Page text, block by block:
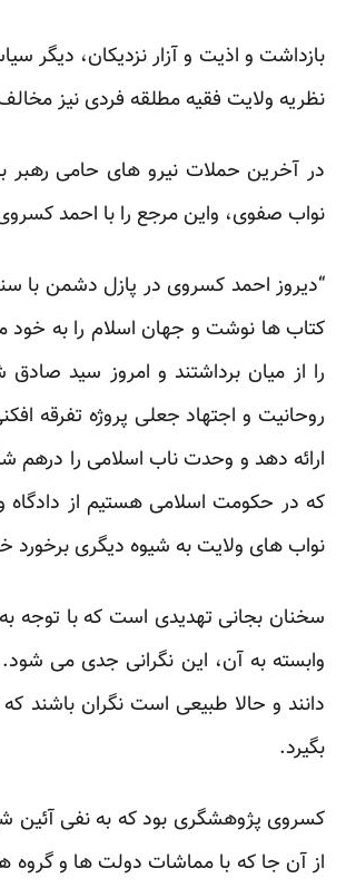
بازداشت و اذیت و آزار نزدیکان،
نظریه ولایت فقیه مطلقه فردی نیز
در آخرین حملات نیرو های حامی رهبر
نواب صفوی، واین مرجع را با احمد
“دیروز احمد کسروی در پازل دشمن با
کتاب ها نوشت و جهان اسلام را به خود
را از میان برداشتند و امروز سید
روحانیت و اجتهاد جعلی پروژه تفرقه
ارائه دهد و وحدت ناب اسلامی را
که در حکومت اسلامی هستیم از دادگاه
نواب های ولایت به شیوه دیگری برخورد
سخنان بجانی تهدیدی است که با توجه
وابسته به آن، این نگرانی جدی می
دانند و حالا طبیعی است نگران باشند
بگیرد.
کسروی پژوهشگری بود که به نفی آئین
از آن جا که با مماشات دولت ها و گروه